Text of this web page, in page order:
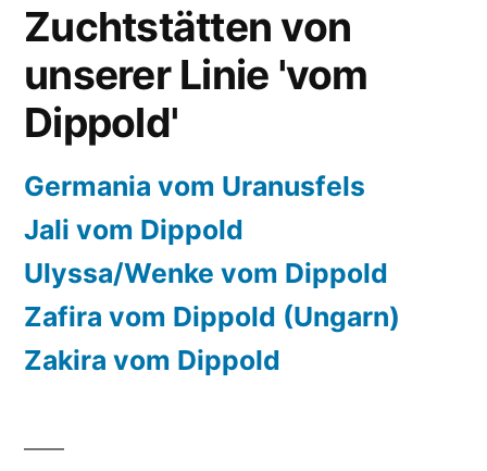
Zuchtstätten von
unserer Linie 'vom
Dippold'
Germania vom Uranusfels
Jali vom Dippold
Ulyssa/Wenke vom Dippold
Zafira vom Dippold (Ungarn)
Zakira vom Dippold